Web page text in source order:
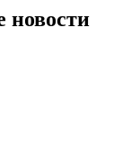
новости